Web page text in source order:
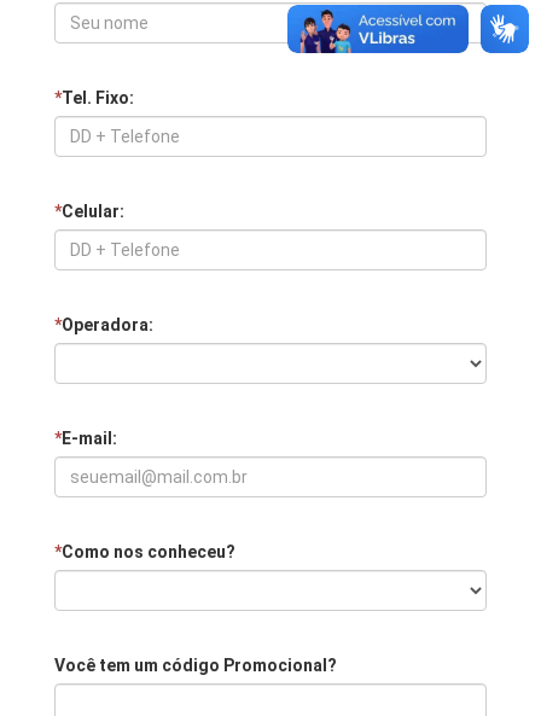
*Tel. Fixo:
*Celular:
*Operadora:
*E-mail:
*Como nos conheceu?
Você tem um código Promocional?